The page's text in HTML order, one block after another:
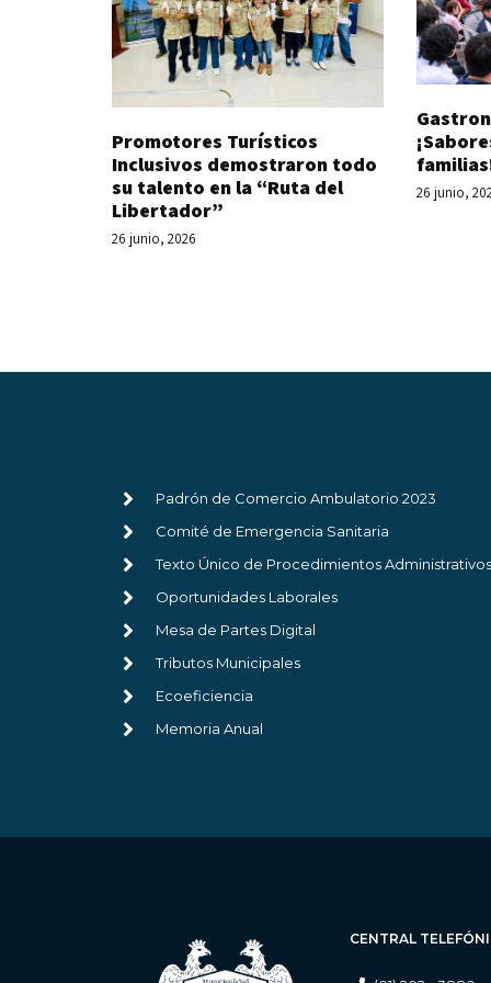
Promotores Turísticos
Inclusivos demostraron todo
su talento en la “Ruta del
Libertador”
26 junio, 2026
26 junio,
Padrón de Comercio Ambulatorio 2023
Comité de Emergencia Sanitaria
Texto Único de Procedimientos Administrativos
Oportunidades Laborales
Mesa de Partes Digital
Tributos Municipales
Ecoeficiencia
Memoria Anual
CENTRAL